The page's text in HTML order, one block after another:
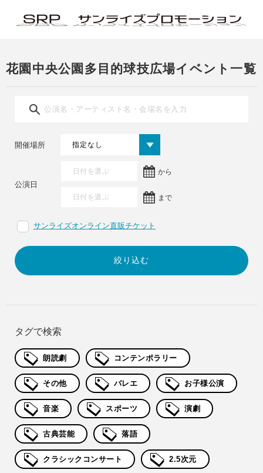
花園中央公園多目的球技広場イベント一覧
公演日
から
まで
開催場所
サンライズオンライン直販チケット
タグで検索
朗読劇 コンテンポラリー
その他 バレエ お子様公演
音楽 スポーツ 演劇
古典芸能 落語
クラシックコンサート 2.5次元